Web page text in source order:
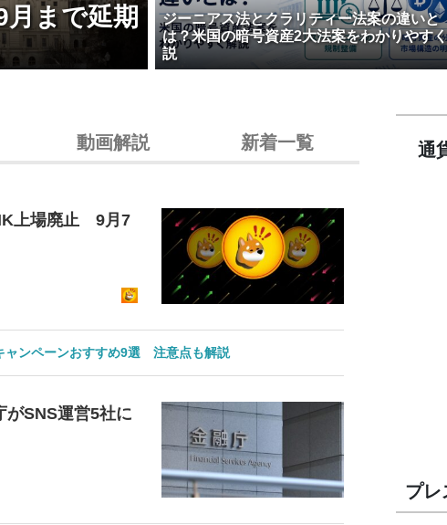
まで延期
ジーニアス法とクラリティー法案の違いと
は？米国の暗号資産2大法案をわかりやす
説
動画解説 新着一覧
上場廃止 9月7
ャンペーンおすすめ9選 注意点も解説
がSNS運営5社に
通
プレ